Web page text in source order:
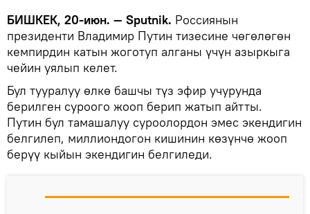
БИШКЕК, 20-июн. — Sputnik. Россиянын
президенти Владимир Путин тизесине чөгөлөгөн
кемпирдин катын жоготуп алганы үчүн азыркыга
чейин уялып келет.
Бул тууралуу өлкө башчы түз эфир учурунда
берилген суроого жооп берип жатып айтты.
Путин бул тамашалуу суроолордон эмес экендигин
белгилеп, миллиондогон кишинин көзүнчө жооп
берүү кыйын экендигин белгиледи.